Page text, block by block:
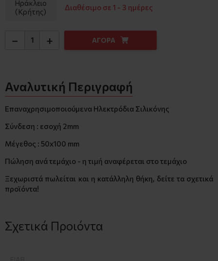
Ηράκλειο
(Κρήτης)
Διαθέσιμο σε 1 - 3 ημέρες
− + ΑΓΟΡΑ
Αναλυτική Περιγραφή
Επαναχρησιμοποιούμενα Ηλεκτρόδια Σιλικόνης
Σύνδεση : εσοχή 2mm
Μέγεθος : 50x100 mm
Πώληση ανά τεμάχιο - η τιμή αναφέρεται στο τεμάχιο
Ξεχωριστά πωλείται και η κατάλληλη θήκη, δείτε τα σχετικά
προϊόντα!
Σχετικά Προιόντα